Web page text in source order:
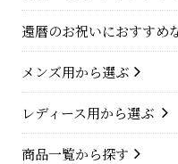
還暦のお祝いにおすすめ
メンズ用から選ぶ
レディース用から選ぶ
商品一覧から探す